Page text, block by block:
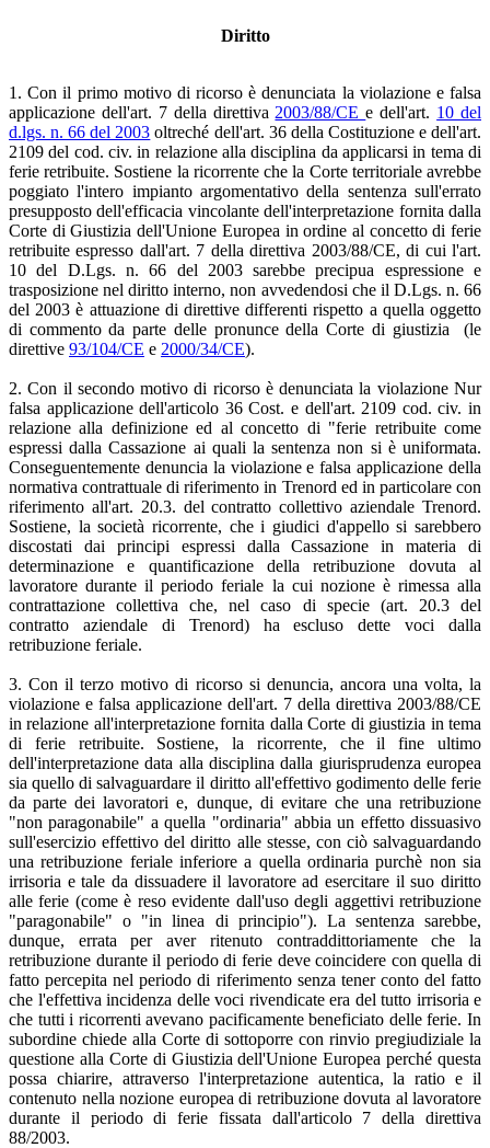
Diritto
1. Con il primo motivo di ricorso è denunciata la violazione e falsa
applicazione dell'art. 7 della direttiva 2003/88/CEe dell'art. 10 del
d.lgs. n. 66 del 2003 oltreché dell'art. 36 della Costituzione e dell'art.
2109 del cod. civ. in relazione alla disciplina da applicarsi in tema di
ferie retribuite. Sostiene la ricorrente che la Corte territoriale avrebbe
poggiato l'intero impianto argomentativo della sentenza sull'errato
presupposto dell'efficacia vincolante dell'interpretazione fornita dalla
Corte di Giustizia dell'Unione Europea in ordine al concetto di ferie
retribuite espresso dall'art. 7 della direttiva 2003/88/CE, di cui l'art.
10 del D.Lgs. n. 66 del 2003 sarebbe precipua espressione e
trasposizione nel diritto interno, non avvedendosi che il D.Lgs. n. 66
del 2003 è attuazione di direttive differenti rispetto a quella oggetto
di commento da parte delle pronunce della Corte di giustizia (le
direttive 93/104/CE e 2000/34/CE).
2. Con il secondo motivo di ricorso è denunciata la violazione Nur
falsa applicazione dell'articolo 36 Cost. e dell'art. 2109 cod. civ. in
relazione alla definizione ed al concetto di "ferie retribuite come
espressi dalla Cassazione ai quali la sentenza non si è uniformata.
Conseguentemente denuncia la violazione e falsa applicazione della
normativa contrattuale di riferimento in Trenord ed in particolare con
riferimento all'art. 20.3. del contratto collettivo aziendale Trenord.
Sostiene, la società ricorrente, che i giudici d'appello si sarebbero
discostati dai principi espressi dalla Cassazione in materia di
determinazione e quantificazione della retribuzione dovuta al
lavoratore durante il periodo feriale la cui nozione è rimessa alla
contrattazione collettiva che, nel caso di specie (art. 20.3 del
contratto aziendale di Trenord) ha escluso dette voci dalla
retribuzione feriale.
3. Con il terzo motivo di ricorso si denuncia, ancora una volta, la
violazione e falsa applicazione dell'art. 7 della direttiva 2003/88/CE
in relazione all'interpretazione fornita dalla Corte di giustizia in tema
di ferie retribuite. Sostiene, la ricorrente, che il fine ultimo
dell'interpretazione data alla disciplina dalla giurisprudenza europea
sia quello di salvaguardare il diritto all'effettivo godimento delle ferie
da parte dei lavoratori e, dunque, di evitare che una retribuzione
"non paragonabile" a quella "ordinaria" abbia un effetto dissuasivo
sull'esercizio effettivo del diritto alle stesse, con ciò salvaguardando
una retribuzione feriale inferiore a quella ordinaria purchè non sia
irrisoria e tale da dissuadere il lavoratore ad esercitare il suo diritto
alle ferie (come è reso evidente dall'uso degli aggettivi retribuzione
"paragonabile" o "in linea di principio"). La sentenza sarebbe,
dunque, errata per aver ritenuto contraddittoriamente che la
retribuzione durante il periodo di ferie deve coincidere con quella di
fatto percepita nel periodo di riferimento senza tener conto del fatto
che l'effettiva incidenza delle voci rivendicate era del tutto irrisoria e
che tutti i ricorrenti avevano pacificamente beneficiato delle ferie. In
subordine chiede alla Corte di sottoporre con rinvio pregiudiziale la
questione alla Corte di Giustizia dell'Unione Europea perché questa
possa chiarire, attraverso l'interpretazione autentica, la ratio e il
contenuto nella nozione europea di retribuzione dovuta al lavoratore
durante il periodo di ferie fissata dall'articolo 7 della direttiva
88/2003.